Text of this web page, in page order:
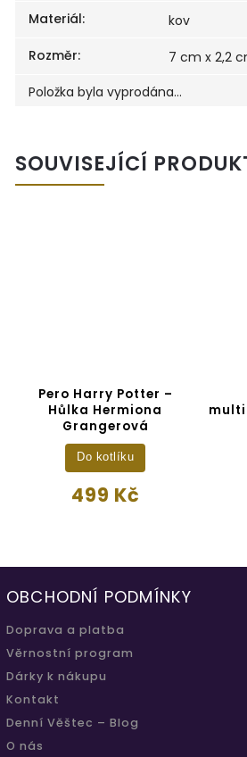
Materiál:
kov
Rozměr:
7 cm x 2,2
Položka byla vyprodána…
SOUVISEJÍCÍ
Pero Harry Potter –
Hůlka Hermiona
Grangerová
499 Kč
Do kotlíku
OBCHODNÍ PODMÍNKY
Doprava a platba
Věrnostní program
Dárky k nákupu
Kontakt
Denní Věštec – Blog
O nás